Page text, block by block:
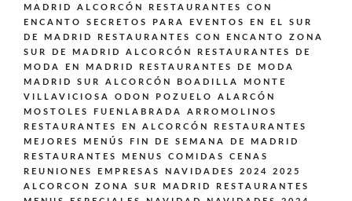
MADRID ALCORCÓN
RESTAURANTES CON
ENCANTO SECRETOS PARA EVENTOS EN EL SUR
DE MADRID
RESTAURANTES CON ENCANTO ZONA
SUR DE MADRID ALCORCÓN
RESTAURANTES DE
MODA EN MADRID
RESTAURANTES DE MODA
MADRID SUR ALCORCÓN BOADILLA MONTE
VILLAVICIOSA ODON POZUELO ALARCÓN
MOSTOLES FUENLABRADA ARROMOLINOS
RESTAURANTES EN ALCORCÓN
RESTAURANTES
MEJORES MENÚS FIN DE SEMANA DE MADRID
RESTAURANTES MENUS COMIDAS CENAS
REUNIONES EMPRESAS NAVIDADES 2024 2025
ALCORCON ZONA SUR MADRID
RESTAURANTES